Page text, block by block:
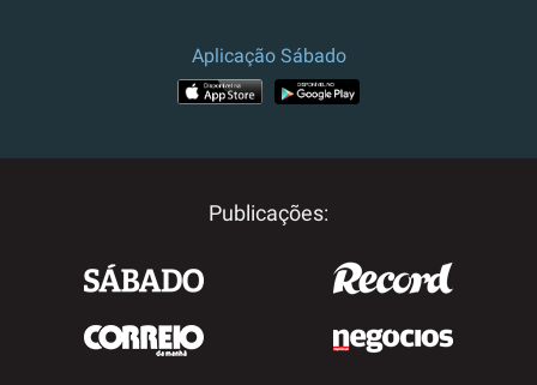
Aplicação Sábado
Publicações: